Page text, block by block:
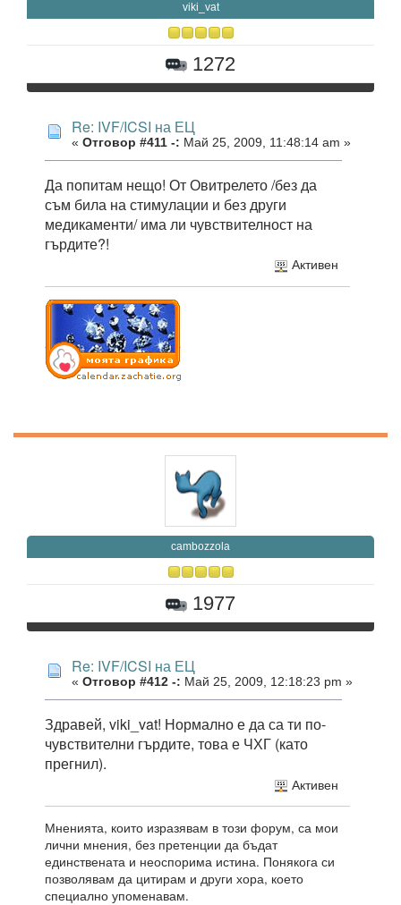
viki_vat
1272
Re: IVF/ICSI на ЕЦ
« Отговор #411 -: Май 25, 2009, 11:48:14 am »
Да попитам нещо! От Овитрелето /без да
съм била на стимулации и без други
медикаменти/ има ли чувствителност на
гърдите?!
Активен
cambozzola
1977
Re: IVF/ICSI на ЕЦ
« Отговор #412 -: Май 25, 2009, 12:18:23 pm »
Здравей, viki_vat! Нормално е да са ти по-
чувствителни гърдите, това е ЧХГ (като
прегнил).
Активен
Мненията, които изразявам в този форум, са мои
лични мнения, без претенции да бъдат
единствената и неоспорима истина. Понякога си
позволявам да цитирам и други хора, което
специално упоменавам.